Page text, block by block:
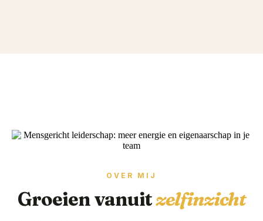
OVER MIJ
Groeien vanuitzelfinzicht